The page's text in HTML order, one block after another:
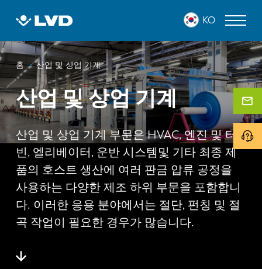
텐
츠
로
건
너
기
KO
이
동
경
로
홈 산업 및 상업 기계
산업 및 상업 기계
산업 및 상업 기계 부문은 HVAC, 엔진 및 터
빈, 엘리베이터, 운반 시스템및 기타 최종 제
품의 호스트 생산에 여러 판금 압류 공정을
사용하는 다양한 제조 하위 부문을 포함합니
다. 이러한 응용 분야에서는 절단, 펀칭 및 절
곡 작업이 필요한 경우가 많습니다.
레이저 커팅 머신
프레스 브레이크
판넬 벤더
펀치 프레스
전단 기계
소프트웨어
고객 사례
소식